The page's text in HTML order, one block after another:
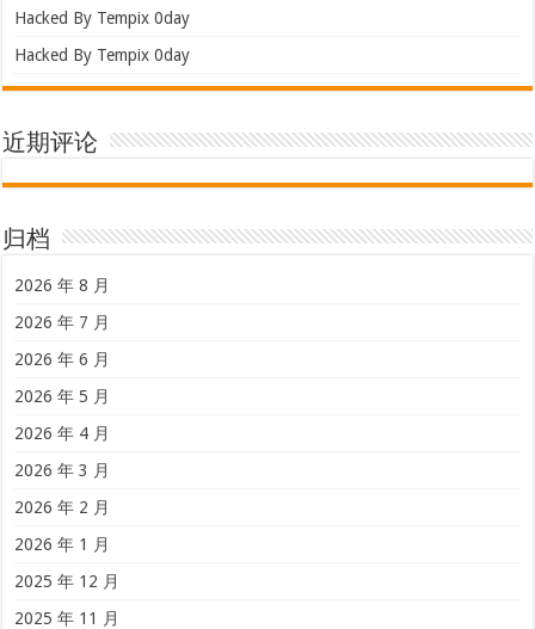
Hacked By Tempix 0day
Hacked By Tempix 0day
近期评论
归档
2026 年 8 月
2026 年 7 月
2026 年 6 月
2026 年 5 月
2026 年 4 月
2026 年 3 月
2026 年 2 月
2026 年 1 月
2025 年 12 月
2025 年 11 月